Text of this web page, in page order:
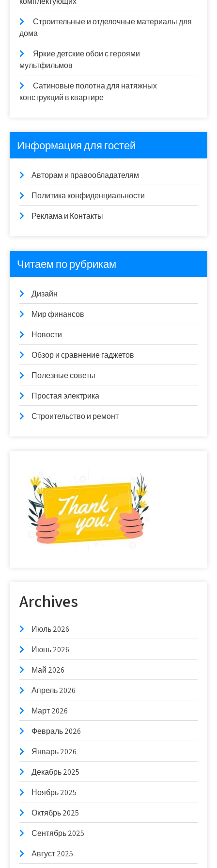
Строительные и отделочные материалы для
дома
Яркие детские обои с героями
мультфильмов
Сатиновые полотна для натяжных
конструкций в квартире
Информация для гостей
Авторам и правообладателям
Политика конфиденциальности
Реклама и Контакты
Читаем по рубрикам
Дизайн
Мир финансов
Новости
Обзор и сравнение гаджетов
Полезные советы
Простая электрика
Строительство и ремонт
Archives
Июль 2026
Июнь 2026
Май 2026
Апрель 2026
Март 2026
Февраль 2026
Январь 2026
Декабрь 2025
Ноябрь 2025
Октябрь 2025
Сентябрь 2025
Август 2025